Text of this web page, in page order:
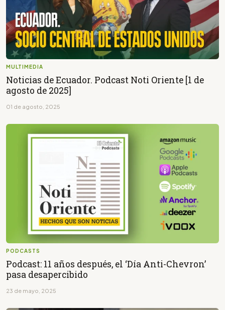
MULTIMEDIA
Noticias de Ecuador. Podcast Noti Oriente [1 de
agosto de 2025]
01 de agosto, 2025
PODCASTS
Podcast: 11 años después, el ‘Día Anti-Chevron’
pasa desapercibido
23 de mayo, 2025